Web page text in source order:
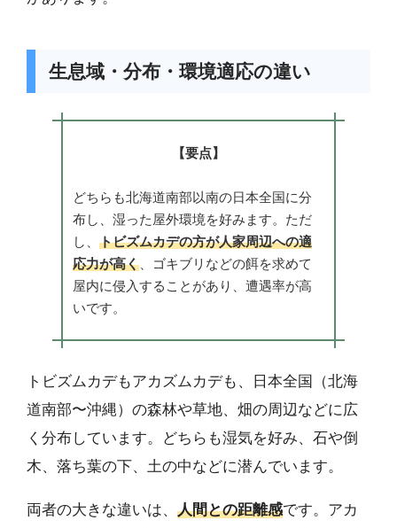
生息域・分布・環境適応の違い
【要点】
どちらも北海道南部以南の日本全国に分
布し、湿った屋外環境を好みます。ただ
し、 トビズムカデの方が人家周辺への適
応力が高く、ゴキブリなどの餌を求めて
屋内に侵入することがあり、遭遇率が高
いです。
トビズムカデもアカズムカデも、日本全国（北海
道南部〜沖縄）の森林や草地、畑の周辺などに広
く分布しています。どちらも湿気を好み、石や倒
木、落ち葉の下、土の中などに潜んでいます。
両者の大きな違いは、 人間との距離感です。アカ